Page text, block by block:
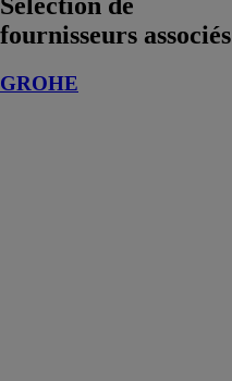
fournisseurs associés
GROHE